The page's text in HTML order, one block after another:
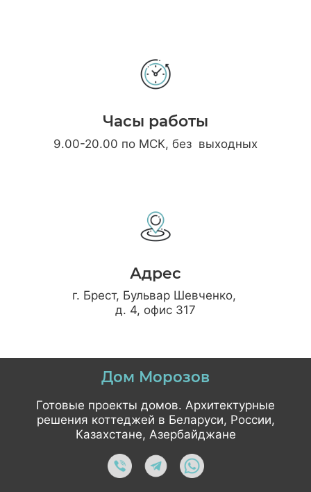
Часы работы
9.00-20.00 по МСК, без выходных
Адрес
г. Брест, Бульвар Шевченко,
д. 4, офис 317
Дом Морозов
Готовые проекты домов. Архитектурные
решения коттеджей в Беларуси, России,
Казахстане, Азербайджане